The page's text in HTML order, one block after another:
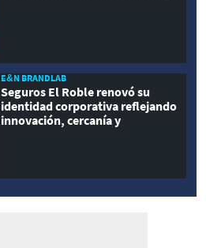
E&N BRANDLAB
Seguros El Roble renovó su
identidad corporativa reflejando
innovación, cercanía y